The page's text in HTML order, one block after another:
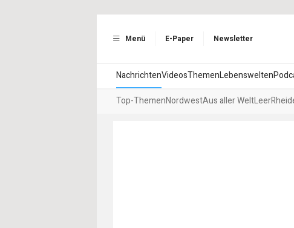
Menü E-Paper Newsletter
NachrichtenVideosThemenLebenswelten
Top-ThemenNordwestAus aller WeltLeer